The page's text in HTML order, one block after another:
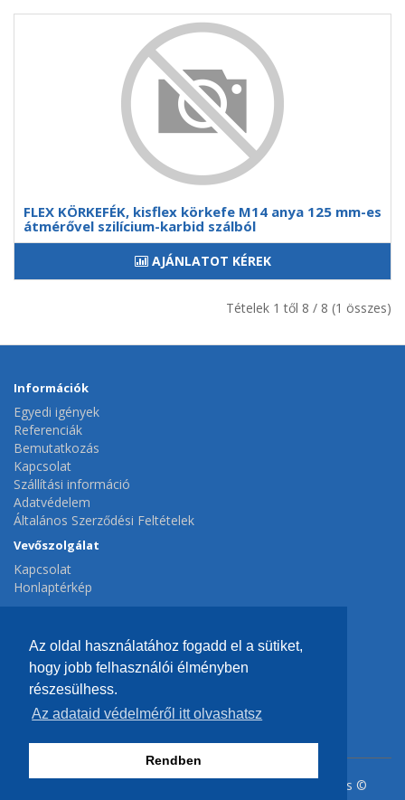
Az oldal használatához fogadd el a sütiket,
hogy jobb felhasználói élményben
részesülhess.
Az adataid védelméről itt olvashatsz
Rendben
FLEX KÖRKEFÉK, kisflex körkefe M14 anya 125 mm-es
átmérővel szilícium-karbid szálból
AJÁNLATOT KÉREK
Tételek 1 től 8 / 8 (1 összes)
Információk
Egyedi igények
Referenciák
Bemutatkozás
Kapcsolat
Szállítási információ
Adatvédelem
Általános Szerződési Feltételek
Vevőszolgálat
Kapcsolat
Honlaptérkép
Extrák
Gyártók
Ajánlatok
Fiók
Hírlevél
Kefe - ecset, festő és kőműves szerszám nagykereskedés ©